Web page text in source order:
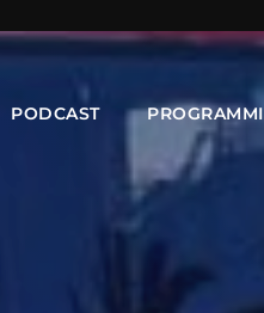
PODCAST PROGRAMMI